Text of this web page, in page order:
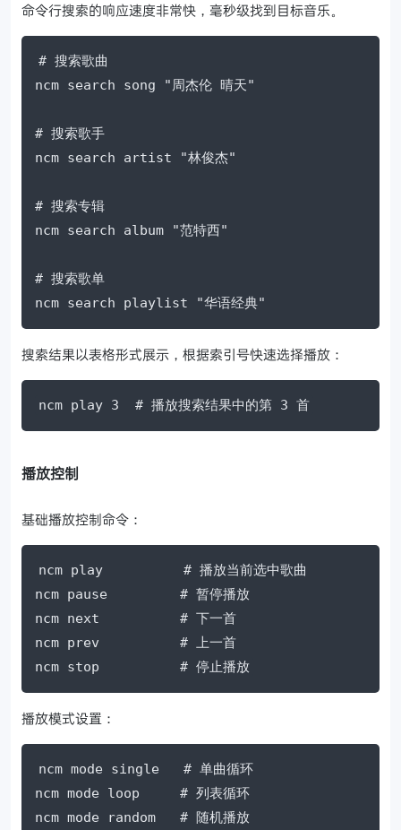
命令行搜索的响应速度非常快，毫秒级找到目标音乐。
# 搜索歌曲
ncm search song "周杰伦 晴天"
# 搜索歌手
ncm search artist "林俊杰"
# 搜索专辑
ncm search album "范特西"
# 搜索歌单
ncm search playlist "华语经典"
搜索结果以表格形式展示，根据索引号快速选择播放：
ncm play 3  # 播放搜索结果中的第 3 首
播放控制
基础播放控制命令：
ncm play          # 播放当前选中歌曲
ncm pause         # 暂停播放
ncm next          # 下一首
ncm prev          # 上一首
ncm stop          # 停止播放
播放模式设置：
ncm mode single   # 单曲循环
ncm mode loop     # 列表循环
ncm mode random   # 随机播放